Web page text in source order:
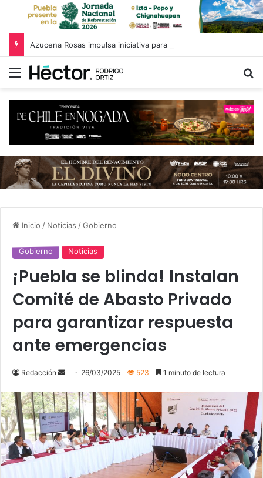
Menú
Inicio / Noticias /Gobierno
Gobierno Noticias
¡Puebla se blinda! Instalan
Comité de Abasto Privado
para garantizar respuesta
ante emergencias
Redacción
Send
email
26/03/2025 523 1 minuto de lectura